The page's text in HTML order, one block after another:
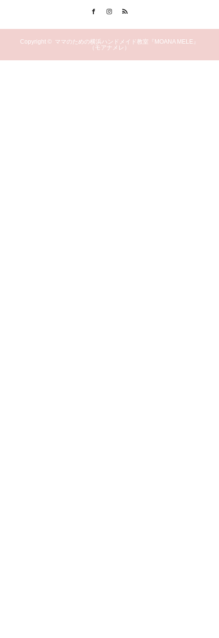
FacebookInstagram
Copyright © ママのための横浜ハンドメイド教室『MOANA MELE』
（モアナメレ）